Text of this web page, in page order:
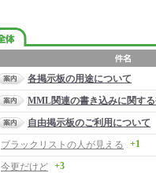
各掲示板の用途について
MML関連の書き込みに関す
自由掲示板のご利用について
ブラックリストの人が見える
+1
今更だけど +3